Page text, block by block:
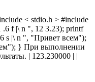
< stdio.h > #include
f |\ n ", 12 3.23); printf
s |\ n ", "Привет всем");
} При выполнении
| 123.230000 | |